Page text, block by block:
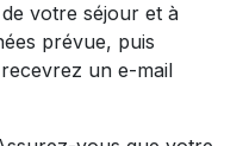
votre séjour et à
prévue, puis
un e-mail